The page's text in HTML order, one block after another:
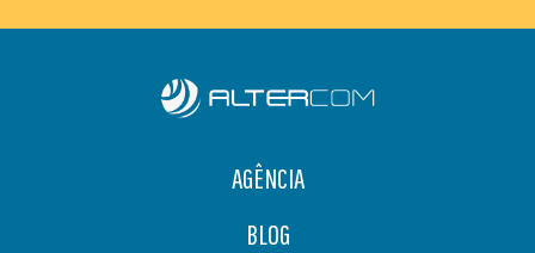
AGÊNCIA
BLOG